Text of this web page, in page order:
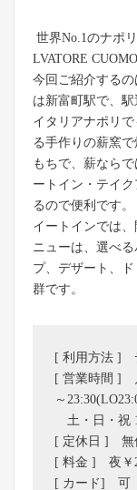
世界No.1のナポ
LVATORE
今回ご紹介する
は新富町駅で、駅
イタリアナポリ
る手作りの薪窯
もちで、薪なら
ートイン・テイ
るので便利です。
イートインでは
ニューは、選べ
プ、デザート、
群です。
[ 利用方法 ]
[ 営業時間 ]
～
土・日・祝
[ 定休日 ] 無
[ 料金 ] 夜￥
[ カード] 可